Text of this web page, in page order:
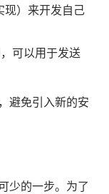
）来开发自己
可以用于发送
避免引入新的安
少的一步。为了